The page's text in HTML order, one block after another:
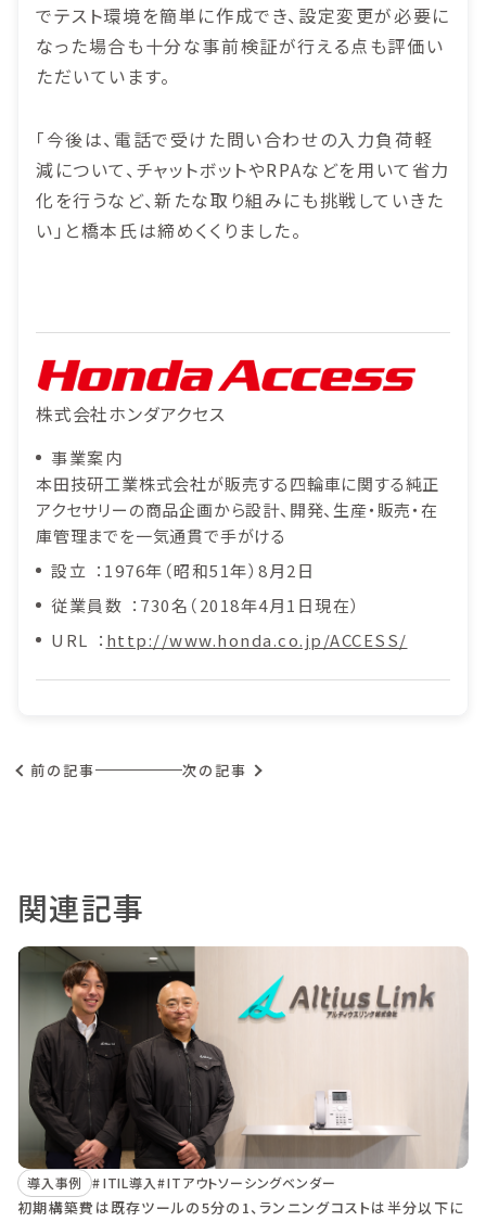
でテスト環境を簡単に作成でき、設定変更が必要に
なった場合も十分な事前検証が行える点も評価い
ただいています。
「今後は、電話で受けた問い合わせの入力負荷軽
減について、チャットボットやRPAなどを用いて省力
化を行うなど、新たな取り組みにも挑戦していきた
い」と橋本氏は締めくくりました。
株式会社ホンダアクセス
事業案内
本田技研工業株式会社が販売する四輪車に関する純正
アクセサリーの商品企画から設計、開発、生産・販売・在
庫管理までを一気通貫で手がける
設立
1976年（昭和51年）8月2日
従業員数
730名（2018年4月1日現在）
URL
http://www.honda.co.jp/ACCESS/
前の記事 次の記事
関連記事
導入事例 ITIL導入 ITアウトソーシングベンダー
初期構築費は既存ツールの5分の1、ランニングコストは半分以下に